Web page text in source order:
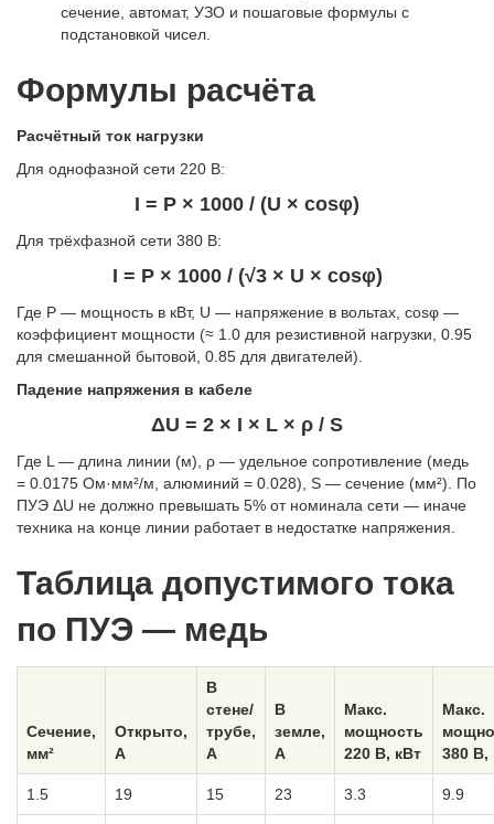
сечение, автомат, УЗО и пошаговые формулы с
подстановкой чисел.
Формулы расчёта
Расчётный ток нагрузки
Для однофазной сети 220 В:
I = P × 1000 / (U × cosφ)
Для трёхфазной сети 380 В:
I = P × 1000 / (√3 × U × cosφ)
Где P — мощность в кВт, U — напряжение в вольтах, cosφ —
коэффициент мощности (≈ 1.0 для резистивной нагрузки, 0.95
для смешанной бытовой, 0.85 для двигателей).
Падение напряжения в кабеле
ΔU = 2 × I × L × ρ / S
Где L — длина линии (м), ρ — удельное сопротивление (медь
= 0.0175 Ом·мм²/м, алюминий = 0.028), S — сечение (мм²). По
ПУЭ ΔU не должно превышать 5% от номинала сети — иначе
техника на конце линии работает в недостатке напряжения.
Таблица допустимого тока
по ПУЭ — медь
Сечение,
мм²
Открыто,
А
В
стене/
трубе,
А
В
земле,
А
Макс.
мощность
220 В, кВт
Макс.
380 В,
1.5 19 15 23 3.3 9.9